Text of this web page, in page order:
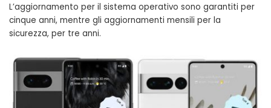
L’aggiornamento per il sistema operativo sono garantiti per
cinque anni, mentre gli aggiornamenti mensili per la
sicurezza, per tre anni.